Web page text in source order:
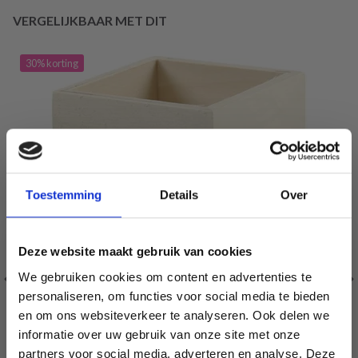
Toestemming Details Over
Deze website maakt gebruik van cookies
We gebruiken cookies om content en advertenties te
personaliseren, om functies voor social media te bieden
en om ons websiteverkeer te analyseren. Ook delen we
informatie over uw gebruik van onze site met onze
partners voor social media, adverteren en analyse. Deze
VERGELIJKBAAR MET DIT
30% korting